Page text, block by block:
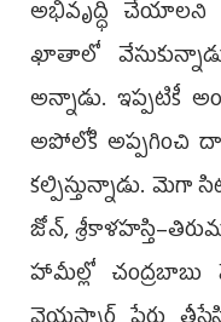
అభివృద్ధి చేయాలని
ఖాతాలో
అన్నాడు. ఇప్పటికీ
అపోలోకి అప్పగించి
కల్పిస్తున్నాడు. మెగా
జోన్,
హామీల్లో చంద్రబాబు